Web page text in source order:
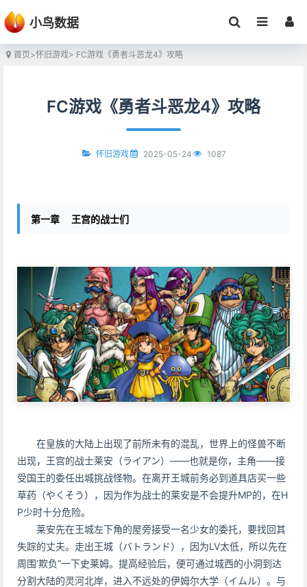
小鸟数据
首页>怀旧游戏> FC游戏《勇者斗恶龙4》攻略
FC游戏《勇者斗恶龙4》攻略
怀旧游戏 2025-05-24 1087
第一章 王宫的战士们
在皇族的大陆上出现了前所未有的混乱，世界上的怪兽不断
出现，王宫的战士莱安（ライアン）——也就是你，主角——接
受国王的委任出城挑战怪物。在离开王城前务必到道具店买一些
草药（やくそう），因为作为战士的莱安是不会提升MP的，在H
P少时十分危险。
莱安先在王城左下角的屋旁接受一名少女的委托，要找回其
失踪的丈夫。走出王城（バトランド），因为LV太低，所以先在
周围‘欺负”一下史莱姆。提高经验后，便可通过城西的小洞到达
分割大陆的灵河北岸，进入不远处的伊姆尔大学（イムル）。与